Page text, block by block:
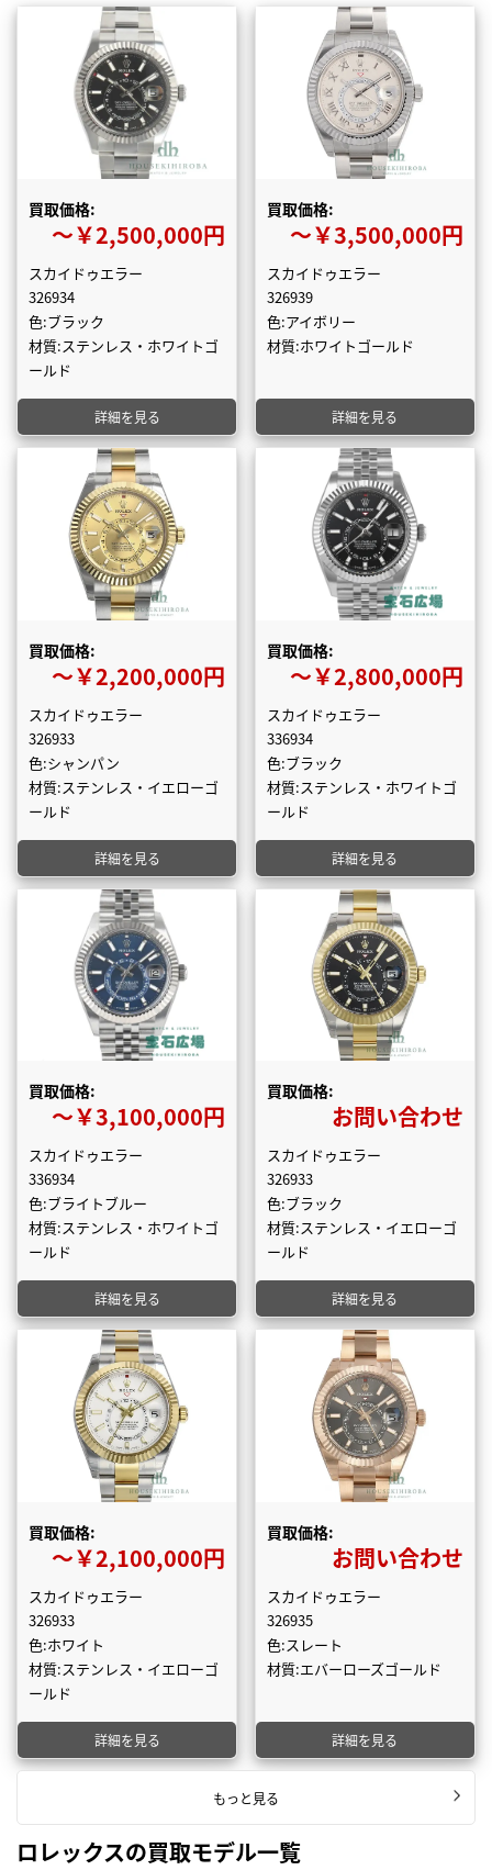
買取価格:
〜￥2,500,000円
スカイドゥエラー
326934
色:ブラック
材質:ステンレス・ホワイトゴ
ールド
詳細を見る
買取価格:
〜￥3,500,000円
スカイドゥエラー
326939
色:アイボリー
材質:ホワイトゴールド
詳細を見る
買取価格:
〜￥2,200,000円
スカイドゥエラー
326933
色:シャンパン
材質:ステンレス・イエローゴ
ールド
詳細を見る
買取価格:
〜￥2,800,000円
スカイドゥエラー
336934
色:ブラック
材質:ステンレス・ホワイトゴ
ールド
詳細を見る
買取価格:
〜￥3,100,000円
スカイドゥエラー
336934
色:ブライトブルー
材質:ステンレス・ホワイトゴ
ールド
詳細を見る
買取価格:
お問い合わせ
スカイドゥエラー
326933
色:ブラック
材質:ステンレス・イエローゴ
ールド
詳細を見る
買取価格:
〜￥2,100,000円
スカイドゥエラー
326933
色:ホワイト
材質:ステンレス・イエローゴ
ールド
詳細を見る
買取価格:
お問い合わせ
スカイドゥエラー
326935
色:スレート
材質:エバーローズゴールド
詳細を見る
もっと見る
ロレックスの買取モデル一覧